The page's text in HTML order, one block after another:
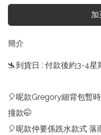
加
簡介
🛬到貨日 : 付款後約3-4星
🎈呢款Gregory細背包暫
撞款🤭
🎈呢款仲要係跣水款式 落